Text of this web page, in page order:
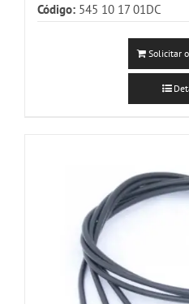
Código: 545 10 17 01DC
Solicitar